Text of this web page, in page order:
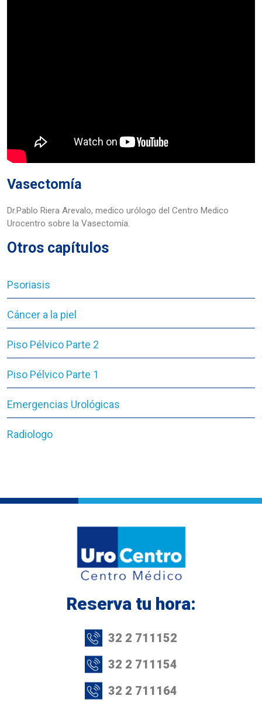
Vasectomía
Dr.Pablo Riera Arevalo, medico urólogo del Centro Medico
Urocentro sobre la Vasectomía.
Otros capítulos
Psoriasis
Cáncer a la piel
Piso Pélvico Parte 2
Piso Pélvico Parte 1
Emergencias Urológicas
Radiologo
Tumores de Próstata
Disfuciones Sexuales
Cálculos Renales
Cáncer de Próstata
Enfermedades de Transmisión Sexual
Reserva tu hora:
32 2 711152
32 2 711154
32 2 711164